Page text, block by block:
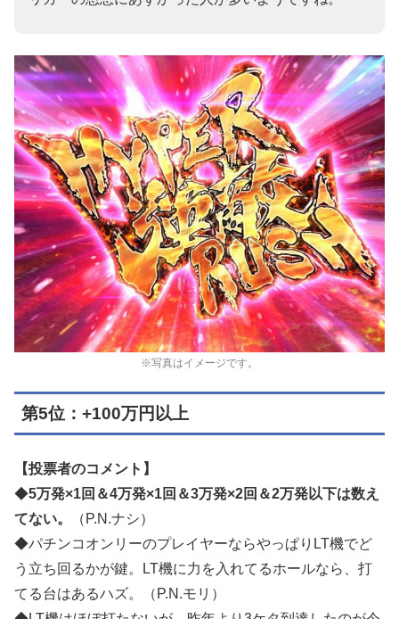
※写真はイメージです。
第5位：+100万円以上
【投票者のコメント】
◆5万発×1回＆4万発×1回＆3万発×2回＆2万発以下は数え
てない。
（P.N.ナシ）
◆パチンコオンリーのプレイヤーならやっぱりLT機でど
う立ち回るかが鍵。LT機に力を入れてるホールなら、打
てる台はあるハズ。（P.N.モリ）